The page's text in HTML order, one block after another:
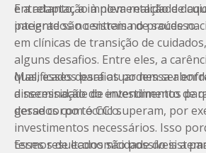
e a adaptação à nova realidade
paciente são centrais no processo.
Entretanto, a implementação de
integrados no sistema de saúde
em clínicas de transição de
alguns desafios. Entre eles, a
qualificados para atuar nessa
a necessidade de investimentos
desse corpo técnico.
Mas, esses desafios podem ser
disseminação do entendimento de
gerados com o CCI superam, por
investimentos necessários. Isso
termos de economicidade do
Esses resultados são possíveis a